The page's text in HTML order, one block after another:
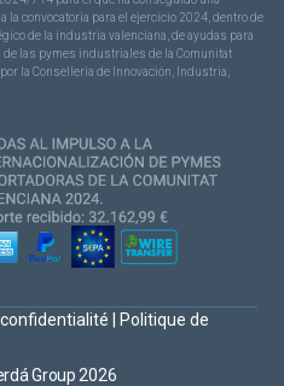
la convocatoria para el ejercicio 2024, dentro de
de la industria valenciana, de ayudas para
las pymes industriales de la Comunitat
la Conselleria de Innovación, Industria,
Group 2026
Politique de